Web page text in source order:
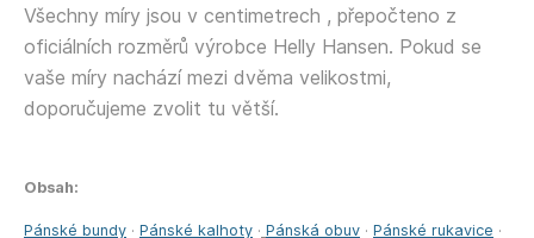
Všechny míry jsou v centimetrech , přepočteno z
oficiálních rozměrů výrobce Helly Hansen. Pokud se
vaše míry nachází mezi dvěma velikostmi,
doporučujeme zvolit tu větší.
Obsah:
Pánské bundy · Pánské kalhoty · Pánská obuv · Pánské rukavice ·